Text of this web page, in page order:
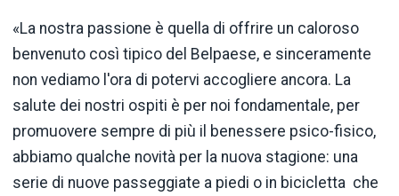
«La nostra passione è quella di offrire un caloroso
benvenuto così tipico del Belpaese, e sinceramente
non vediamo l'ora di potervi accogliere ancora. La
salute dei nostri ospiti è per noi fondamentale, per
promuovere sempre di più il benessere psico-fisico,
abbiamo qualche novità per la nuova stagione: una
serie di nuove passeggiate a piedi o in bicicletta che